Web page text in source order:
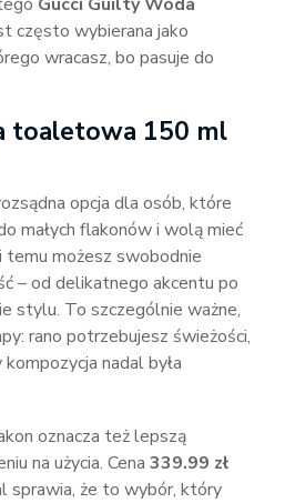
często wybierana jako
wracasz, bo pasuje do
toaletowa 150 ml
opcja dla osób, które
małych flakonów i wolą mieć
temu możesz swobodnie
– od delikatnego akcentu po
stylu. To szczególnie ważne,
rano potrzebujesz świeżości,
nadal była
oznacza też lepszą
na użycia. Cena 339.99 zł
sprawia, że to wybór, który